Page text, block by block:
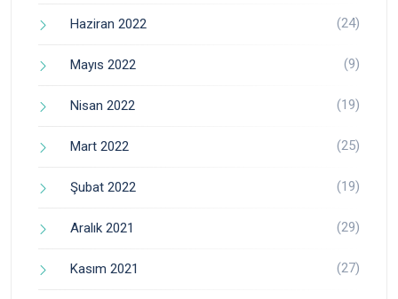
Haziran 2022 (24)
Mayıs 2022 (9)
Nisan 2022 (19)
Mart 2022 (25)
Şubat 2022 (19)
Aralık 2021 (29)
Kasım 2021 (27)